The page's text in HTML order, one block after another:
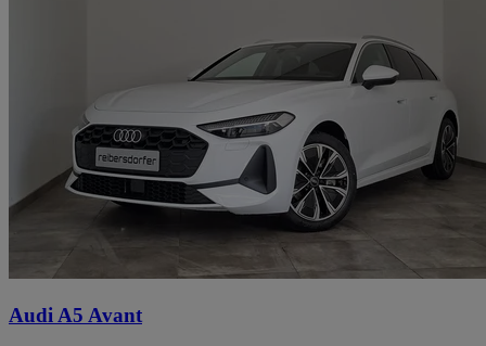
Audi A5 Avant